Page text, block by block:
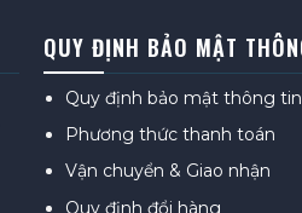
QUY ĐỊNH BẢO MẬT
Quy định bảo mật thông tin
Phương thức thanh toán
Vận chuyển & Giao nhận
Quy định đổi hàng